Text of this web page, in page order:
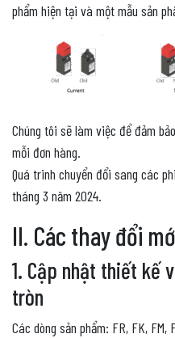
phẩm hiện tại và một mẫu sản
Chúng tôi sẽ làm việc để đảm
mỗi đơn hàng.
Quá trinh chuyển đổi sang các
tháng 3 năm 2024.
II. Các thay đổi
1. Cập nhật thiết kế
tròn
Các dòng sản phẩm: FR, FK, FM,